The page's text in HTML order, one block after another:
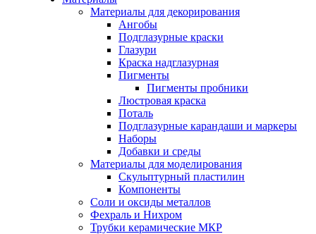
Материалы для декорирования
Ангобы
Подглазурные краски
Глазури
Краска надглазурная
Пигменты
Пигменты пробники
Люстровая краска
Поталь
Подглазурные карандаши и маркеры
Наборы
Добавки и среды
Материалы для моделирования
Скульптурный пластилин
Компоненты
Соли и оксиды металлов
Фехраль и Нихром
Трубки керамические МКР